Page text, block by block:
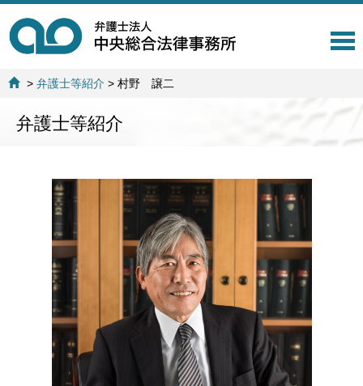
T
>弁護士等紹介 >村野 譲二
弁護士等紹介